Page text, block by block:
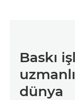
Baskı
dünya